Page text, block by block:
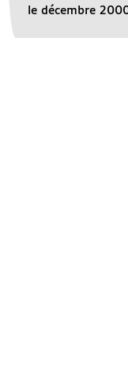
le décembre